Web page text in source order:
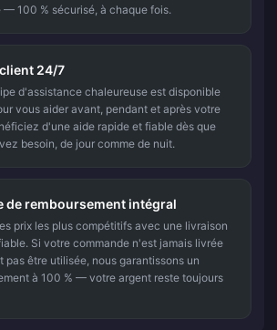
100 % sécurisé, à chaque fois.
24/7
d'assistance chaleureuse est disponible
vous aider avant, pendant et après votre
d'une aide rapide et fiable dès que
besoin, de jour comme de nuit.
de remboursement intégral
prix les plus compétitifs avec une livraison
Si votre commande n'est jamais livrée
pas être utilisée, nous garantissons un
à 100 % — votre argent reste toujours